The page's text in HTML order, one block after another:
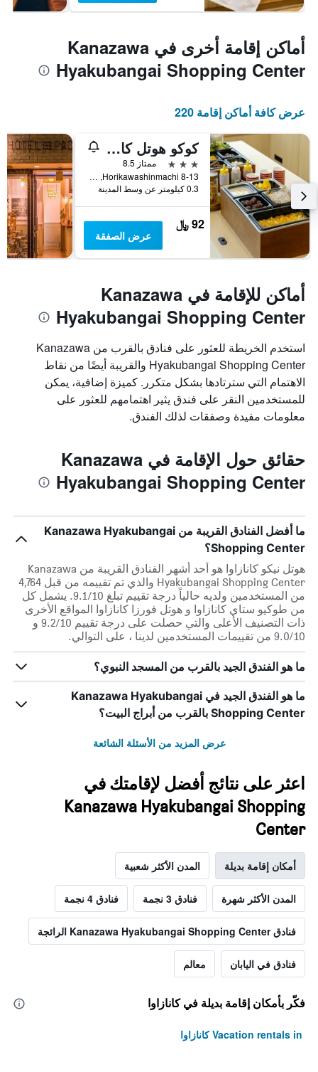
أماكن إقامة أخرى في Kanazawa
Hyakubangai Shopping Center
عرض كافة أماكن إقامة 220
كوكو هوتل كانازاوا ستيشن
3 نجوم
ممتاز 8.5
8-13 Horikawashinmachi, كانازاوا, اليابان
0.3 كيلومتر عن وسط المدينة
92 ﷼
عرض الصفقة
أماكن للإقامة في Kanazawa
Hyakubangai Shopping Center
استخدم الخريطة للعثور على فنادق بالقرب من Kanazawa
Hyakubangai Shopping Center والقريبة أيضًا من نقاط
الاهتمام التي سترتادها بشكل متكرر. كميزة إضافية، يمكن
للمستخدمين النقر على فندق يثير اهتمامهم للعثور على
معلومات مفيدة وصفقات لذلك الفندق.
حقائق حول الإقامة في Kanazawa
Hyakubangai Shopping Center
ما أفضل الفنادق القريبة من Kanazawa Hyakubangai
Shopping Center؟
هوتل نيكو كانازاوا هو أحد أشهر الفنادق القريبة من Kanazawa
Hyakubangai Shopping Center والذي تم تقييمه من قبل 4,764
من المستخدمين ولديه حالياً درجة تقييم تبلغ 9.1/10. يشمل كل
من طوكيو ستاي كانازاوا و هوتل فورزا كانازاوا المواقع الأخرى
ذات التصنيف الأعلى والتي حصلت على درجة تقييم 9.2/10 و
9.0/10 من تقييمات المستخدمين لدينا ، على التوالي.
ما هو الفندق الجيد بالقرب من المسجد النبوي؟
ما هو الفندق الجيد في Kanazawa Hyakubangai
Shopping Center بالقرب من أبراج البيت؟
عرض المزيد من الأسئلة الشائعة
اعثر على نتائج أفضل لإقامتك في
Kanazawa Hyakubangai Shopping
Center
أمكان إقامة بديلة المدن الأكثر شعبية
المدن الأكثر شهرة فنادق 3 نجمة فنادق 4 نجمة
فنادق Kanazawa Hyakubangai Shopping Center الرائجة
فنادق في اليابان معالم
فكّر بأمكان إقامة بديلة في كانازاوا
Vacation rentals in كانازاوا